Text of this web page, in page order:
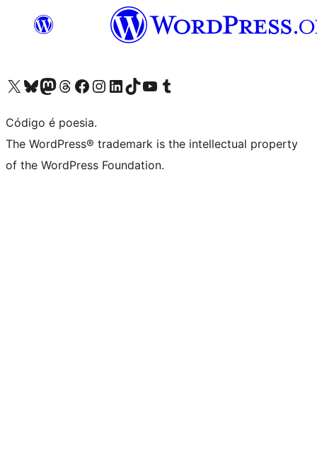
Acessar nossa conta do X (antigo Twitter)
Acessar nossa conta do Bluesky
Acessar nossa conta do Mastodon
Acessar nossa conta do Threads
Acessar nossa página do Facebook
Acessar nossa conta do Instagram
Acessar nossa conta do LinkedIn
Acessar nossa conta do TikTok
Acessar nosso canal do YouTube
Acessar nossa conta no Tumblr
Código é poesia.
The WordPress® trademark is the intellectual property
of the WordPress Foundation.